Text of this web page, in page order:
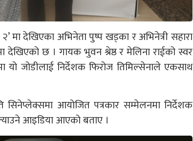
मा देखिएका अभिनेता पुष्प खड्का र अभिनेत्री सहारा
छ । गायक भुवन श्रेष्ठ र मेलिना राईको स्वर
यो जोडीलाई निर्देशक फिरोज तिमिल्सेनाले एकसाथ
सिनेप्लेक्समा आयोजित पत्रकार सम्मेलनमा निर्देशक
आइडिया आएको बताए ।